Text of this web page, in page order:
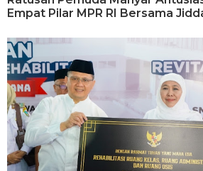
Empat Pilar MPR RI Bersama